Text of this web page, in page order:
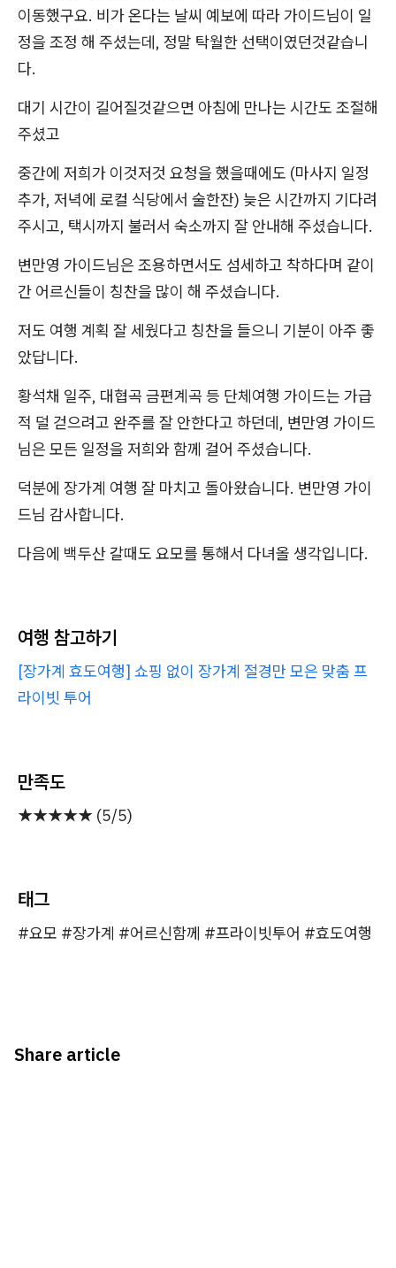
이동했구요. 비가 온다는 날씨 예보에 따라 가이드님이 일
정을 조정 해 주셨는데, 정말 탁월한 선택이였던것같습니
다.
대기 시간이 길어질것같으면 아침에 만나는 시간도 조절해
주셨고
중간에 저희가 이것저것 요청을 했을때에도 (마사지 일정
추가, 저녁에 로컬 식당에서 술한잔) 늦은 시간까지 기다려
주시고, 택시까지 불러서 숙소까지 잘 안내해 주셨습니다.
변만영 가이드님은 조용하면서도 섬세하고 착하다며 같이
간 어르신들이 칭찬을 많이 해 주셨습니다.
저도 여행 계획 잘 세웠다고 칭찬을 들으니 기분이 아주 좋
았답니다.
황석채 일주, 대협곡 금편계곡 등 단체여행 가이드는 가급
적 덜 걷으려고 완주를 잘 안한다고 하던데, 변만영 가이드
님은 모든 일정을 저희와 함께 걸어 주셨습니다.
덕분에 장가계 여행 잘 마치고 돌아왔습니다. 변만영 가이
드님 감사합니다.
다음에 백두산 갈때도 요모를 통해서 다녀올 생각입니다.
여행 참고하기
[장가계 효도여행] 쇼핑 없이 장가계 절경만 모은 맞춤 프
라이빗 투어
만족도
★★★★★ (5/5)
태그
#요모 #장가계 #어르신함께 #프라이빗투어 #효도여행
Share article